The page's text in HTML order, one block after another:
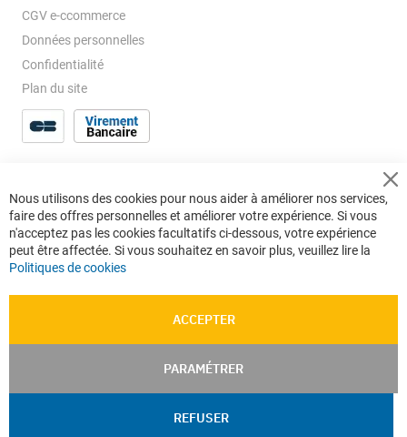
CGV e-ccommerce
Données personnelles
Confidentialité
Plan du site
Nous utilisons des cookies pour nous aider à améliorer nos services,
faire des offres personnelles et améliorer votre expérience. Si vous
n'acceptez pas les cookies facultatifs ci-dessous, votre expérience
peut être affectée. Si vous souhaitez en savoir plus, veuillez lire la
Politiques de cookies
ACCEPTER
PARAMÉTRER
REFUSER